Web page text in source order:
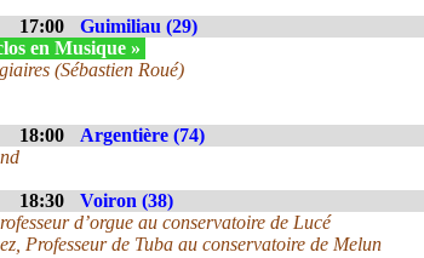
17:00 Guimiliau (29)
en Musique »
(Sébastien Roué)
18:00 Argentière (74)
18:30 Voiron (38)
d’orgue au conservatoire de Lucé
Professeur de Tuba au conservatoire de Melun